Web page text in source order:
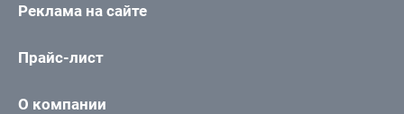
Реклама на сайте
Прайс-лист
О компании